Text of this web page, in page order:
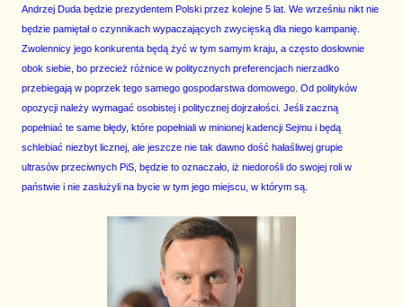
Andrzej Duda będzie prezydentem Polski przez kolejne 5 lat. We wrześniu nikt nie
będzie pamiętał o czynnikach wypaczających zwycięską dla niego kampanię.
Zwolennicy jego konkurenta będą żyć w tym samym kraju, a często dosłownie
obok siebie, bo przecież różnice w politycznych preferencjach nierzadko
przebiegają w poprzek tego samego gospodarstwa domowego. Od polityków
opozycji należy wymagać osobistej i politycznej dojrzałości. Jeśli zaczną
popełniać te same błędy, które popełniali w minionej kadencji Sejmu i będą
schlebiać niezbyt licznej, ale jeszcze nie tak dawno dość hałaśliwej grupie
ultrasów przeciwnych PiS, będzie to oznaczało, iż niedorośli do swojej roli w
państwie i nie zasłużyli na bycie w tym jego miejscu, w którym są.